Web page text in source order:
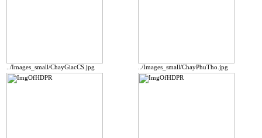
../Images_small/ChayGiacCS.jpg ../Images_small/ChayPhuTho.jpg